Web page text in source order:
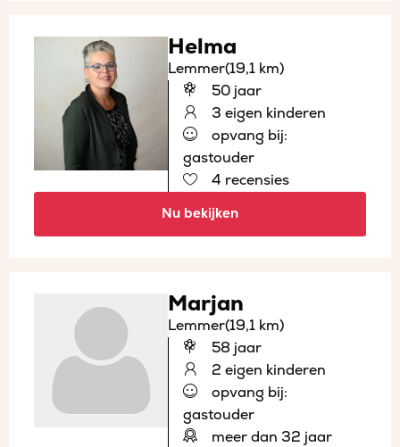
Helma
Lemmer(19,1 km)
50 jaar
3 eigen kinderen
opvang bij:
gastouder
4 recensies
Nu bekijken
Marjan
Lemmer(19,1 km)
58 jaar
2 eigen kinderen
opvang bij:
gastouder
meer dan 32 jaar